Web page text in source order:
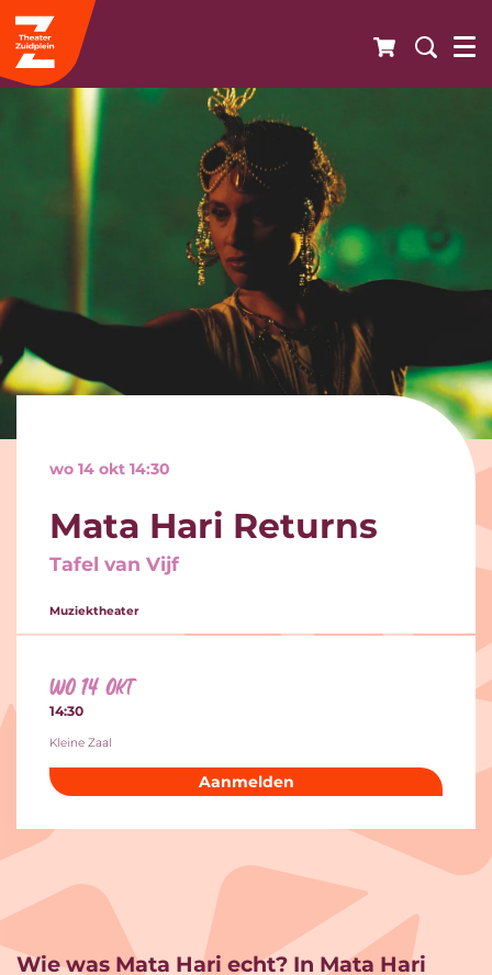
Mata Hari Returns
Tafel van Vijf
wo 14 okt 14:30
Muziektheater
wo 14 okt
14:30
Kleine Zaal
Aanmelden
Wie was Mata Hari echt? In Mata Hari